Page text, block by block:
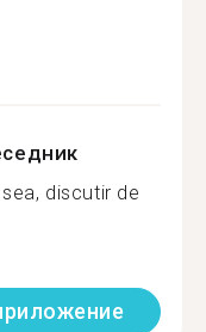
discutir de